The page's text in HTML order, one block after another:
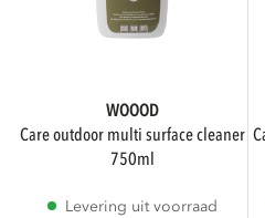
cm
WOOOD
care outdoor multi surface cleaner
750ml
Levering uit voorraad
care outdoor schuurpads groen 2